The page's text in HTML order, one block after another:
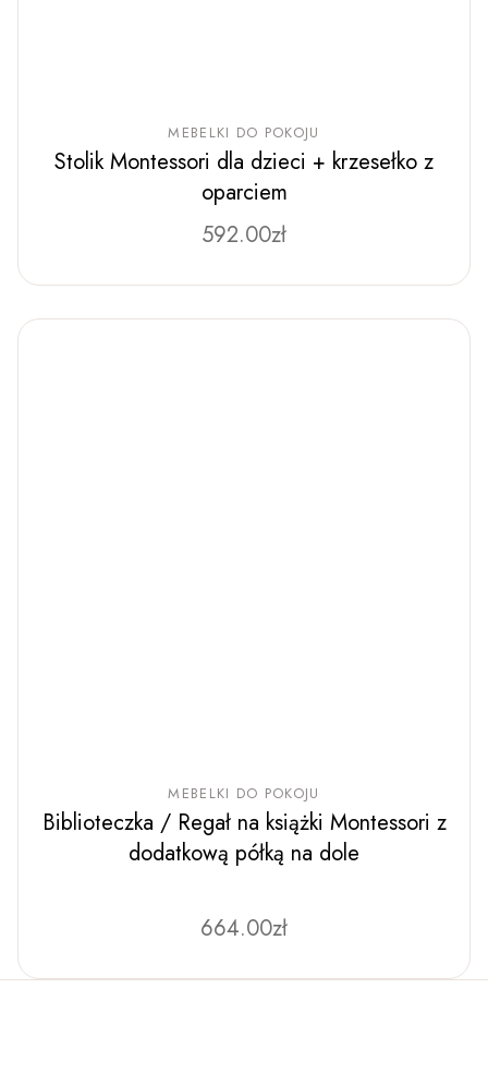
MEBELKI DO POKOJU
Stolik Montessori dla dzieci + krzesełko z
oparciem
592.00zł
Ten
produkt
wiele
Opcje
MEBELKI DO POKOJU
Biblioteczka / Regał na książki Montessori z
dodatkową półką na dole
664.00zł
Ten
produkt
wiele